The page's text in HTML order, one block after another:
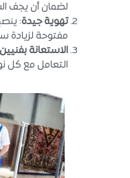
لضمان أن يجف
تهوية جيدة:
مفتوحة لزيادة
الاستعانة
التعامل مع كل